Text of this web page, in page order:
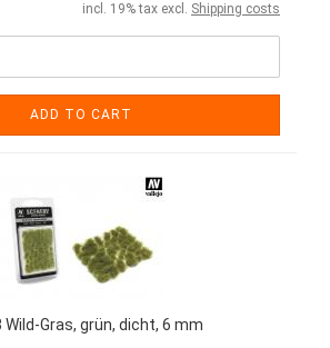
incl. 19% tax excl. Shipping costs
ADD TO CART
Wild-Gras, grün, dicht, 6 mm